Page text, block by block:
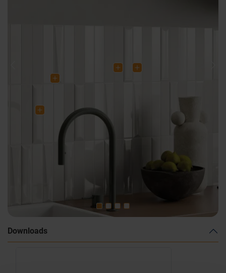
Downloads